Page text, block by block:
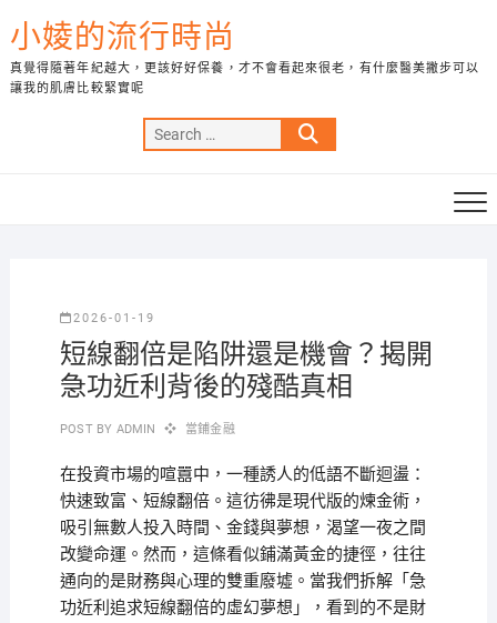
to
content
小婈的流行時尚
真覺得隨著年紀越大，更該好好保養，才不會看起來很老，有什麼醫美撇步可以
讓我的肌膚比較緊實呢
Search
…
2026-01-19
短線翻倍是陷阱還是機會？揭開
急功近利背後的殘酷真相
POST BY ADMIN 當鋪金融
在投資市場的喧囂中，一種誘人的低語不斷迴盪：
快速致富、短線翻倍。這彷彿是現代版的煉金術，
吸引無數人投入時間、金錢與夢想，渴望一夜之間
改變命運。然而，這條看似鋪滿黃金的捷徑，往往
通向的是財務與心理的雙重廢墟。當我們拆解「急
功近利追求短線翻倍的虛幻夢想」，看到的不是財